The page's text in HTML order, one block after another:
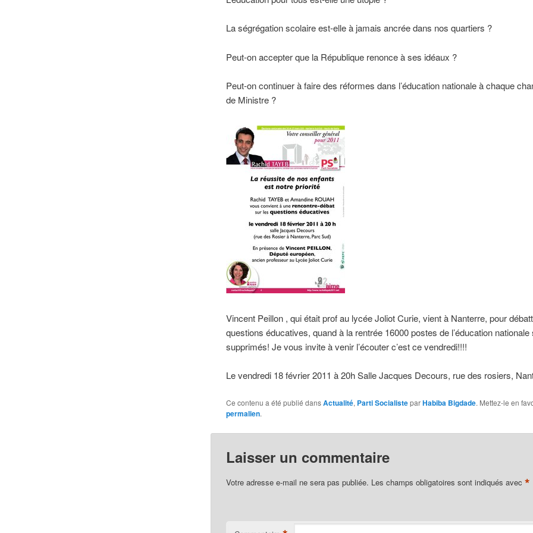
La ségrégation scolaire est-elle à jamais ancrée dans nos quartiers ?
Peut-on accepter que la République renonce à ses idéaux ?
Peut-on continuer à faire des réformes dans l’éducation nationale à chaque
de Ministre ?
Vincent Peillon , qui était prof au lycée Joliot Curie, vient à Nanterre, pour
questions éducatives, quand à la rentrée 16000 postes de l’éducation nationale
supprimés! Je vous invite à venir l’écouter c’est ce vendredi!!!!
Le vendredi 18 février 2011 à 20h Salle Jacques Decours, rue des rosiers,
Ce contenu a été publié dansActualité, Parti SocialisteparHabiba Bigdade. Mettez-le en
permalien.
Laisser un commentaire
Votre adresse e-mail ne sera pas publiée. Les champs obligatoires sont indiqués avec *